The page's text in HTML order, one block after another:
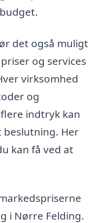
det også muligt
og services
virksomhed
og
indtryk kan
Her
kan få ved at
i Nørre Felding.